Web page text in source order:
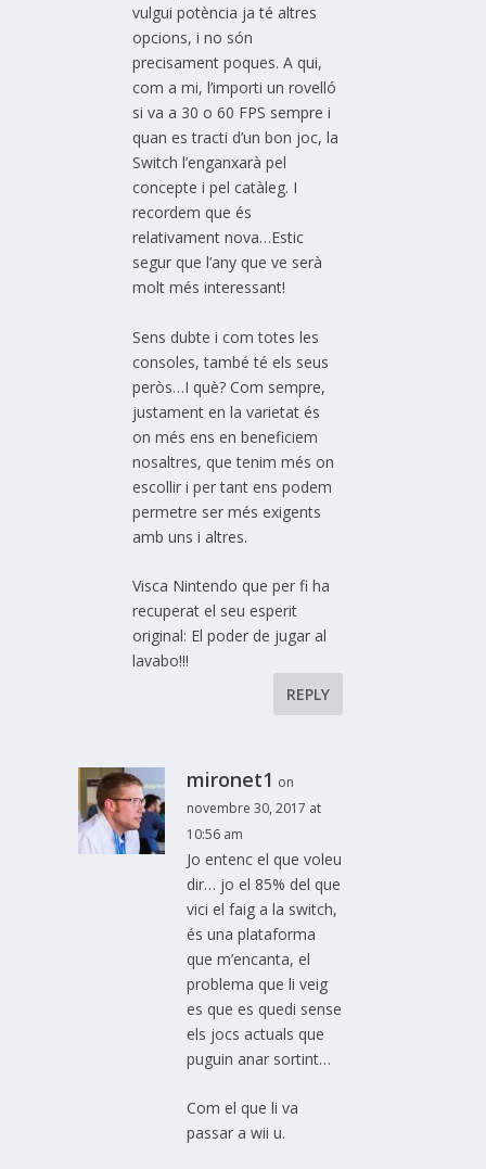
vulgui potència ja té altres
opcions, i no són
precisament poques. A qui,
com a mi, l’importi un rovelló
si va a 30 o 60 FPS sempre i
quan es tracti d’un bon joc, la
Switch l’enganxarà pel
concepte i pel catàleg. I
recordem que és
relativament nova…Estic
segur que l’any que ve serà
molt més interessant!
Sens dubte i com totes les
consoles, també té els seus
peròs…I què? Com sempre,
justament en la varietat és
on més ens en beneficiem
nosaltres, que tenim més on
escollir i per tant ens podem
permetre ser més exigents
amb uns i altres.
Visca Nintendo que per fi ha
recuperat el seu esperit
original: El poder de jugar al
lavabo!!!
REPLY
mironet1 on
novembre 30, 2017 at
10:56 am
Jo entenc el que voleu
dir… jo el 85% del que
vici el faig a la switch,
és una plataforma
que m’encanta, el
problema que li veig
es que es quedi sense
els jocs actuals que
puguin anar sortint…
Com el que li va
passar a wii u.